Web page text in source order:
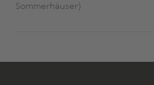
Sommerhäuser)